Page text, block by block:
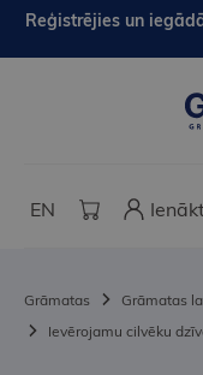
Reģistrējies un
EN
Grāmatas Grāmatas
Ievērojamu cilvēku